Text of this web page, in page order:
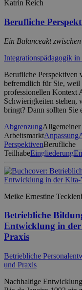
Katrin Reich
Berufliche
Ein Balanceakt
Integrationspädagogik
Berufliche Perspektiven
befremdlich für Sie, weil
professionellen Kontext
Schwierigkeiten stehen,
bringt? Dann sollten Sie
AbgrenzungAllgemeiner
ArbeitsmarktAnpassung
PerspektivenBerufliche
TeilhabeEingliederung
Meike Ernestine
Betriebliche
Entwicklung in
Praxis
Betriebliche
und Praxis
Nachhaltige